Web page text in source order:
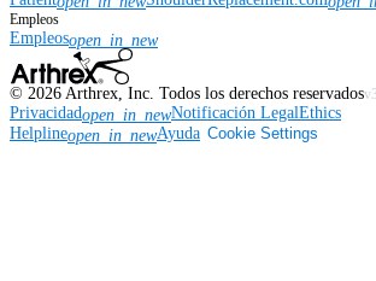
Empleos
Empleosopen_in_new
© 2026 Arthrex, Inc. Todos los derechos reservados
Privacidadopen_in_newNotificación LegalEthics
Helplineopen_in_newAyuda Cookie Settings